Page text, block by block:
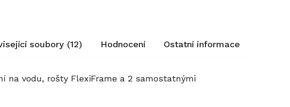
soubory (12) Hodnocení Ostatní informace
na vodu, rošty FlexiFrame a 2 samostatnými